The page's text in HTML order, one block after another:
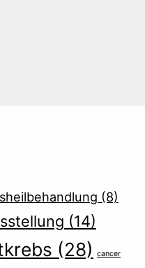
(8)
(14)
(28) cancer